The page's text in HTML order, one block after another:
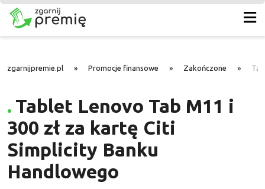
zgarnijpremie.pl » Promocje finansowe » Zakończone »
Tablet Lenovo Tab M11 i
300 zł za kartę Citi
Simplicity Banku
Handlowego